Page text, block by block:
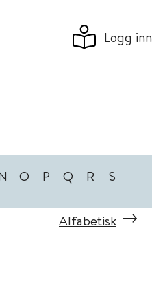
Logg inn
O P Q R S
Alfabetisk